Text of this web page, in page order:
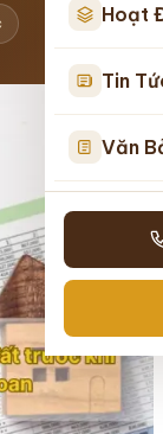
Hoạt
Tin
Văn